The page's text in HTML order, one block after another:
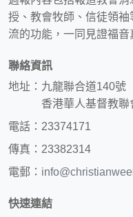
授、教會牧師、信徒領
流的功能，一同見證福音
聯絡資訊
地址：九龍聯合道140號
香港華人基督教聯
電話：23374171
傳真：23382314
電郵：
快速連結